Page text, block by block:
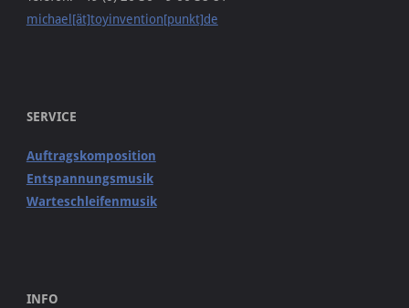
michael[ät]toyinvention[punkt]de
SERVICE
Auftragskomposition
Entspannungsmusik
Warteschleifenmusik
INFO